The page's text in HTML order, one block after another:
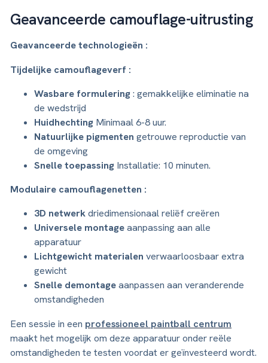
Geavanceerde camouflage-uitrusting
Geavanceerde technologieën :
Tijdelijke camouflageverf :
Wasbare formulering: gemakkelijke eliminatie na
de wedstrijd
Huidhechting Minimaal 6-8 uur.
Natuurlijke pigmenten getrouwe reproductie van
de omgeving
Snelle toepassing Installatie: 10 minuten.
Modulaire camouflagenetten :
3D netwerkdriedimensionaal reliëf creëren
Universele montageaanpassing aan alle
apparatuur
Lichtgewicht materialen verwaarloosbaar extra
gewicht
Snelle demontageaanpassen aan veranderende
omstandigheden
Een sessie in een professioneel paintball centrum
maakt het mogelijk om deze apparatuur onder reële
omstandigheden te testen voordat er geïnvesteerd wordt.